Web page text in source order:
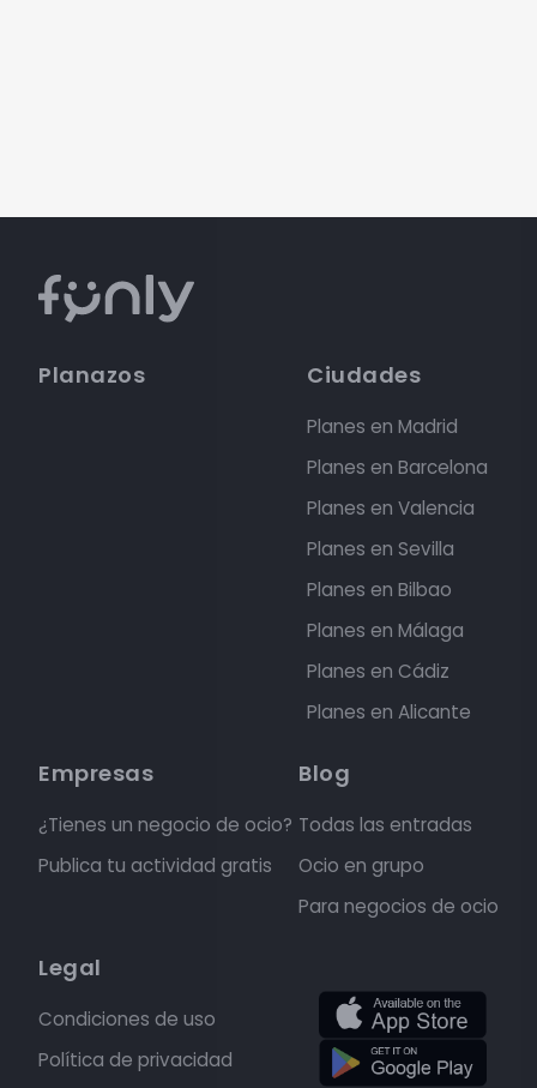
Planazos Ciudades
Planes en Madrid
Planes en Barcelona
Planes en Valencia
Planes en Sevilla
Planes en Bilbao
Planes en Málaga
Planes en Cádiz
Planes en Alicante
Empresas
¿Tienes un negocio de ocio?
Publica tu actividad gratis
Blog
Todas las entradas
Ocio en grupo
Para negocios de ocio
Legal
Condiciones de uso
Política de privacidad